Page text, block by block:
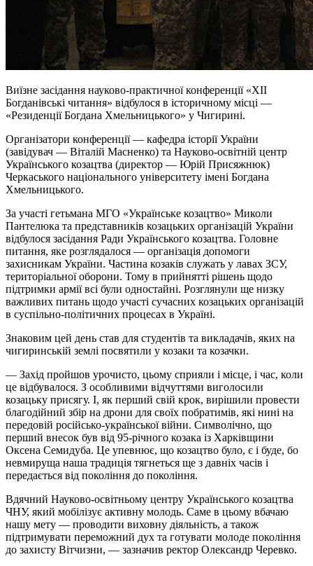
Виїзне засідання науково-практичної конференції «ХІІ
Богданівські читання» відбулося в історичному місці —
«Резиденції Богдана Хмельницького» у Чигирині.
Організатори конференції — кафедра історії України
(завідувач — Віталій Масненко) та Науково-освітній центр
Українського козацтва (директор — Юрій Присяжнюк)
Черкаського національного університету імені Богдана
Хмельницького.
За участі гетьмана МГО «Українське козацтво» Миколи
Пантелюка та представників козацьких організацій України
відбулося засідання Ради Українського козацтва. Головне
питання, яке розглядалося — організація допомоги
захисникам України. Частина козаків служать у лавах ЗСУ,
територіальної оборони. Тому в прийнятті рішень щодо
підтримки армії всі були одностайні. Розглянули ще низку
важливих питань щодо участі сучасних козацьких організацій
в суспільно-політичних процесах в Україні.
Знаковим цей день став для студентів та викладачів, яких на
чигиринській землі посвятили у козаки та козачки.
— Захід пройшов урочисто, цьому сприяли і місце, і час, коли
це відбувалося. З особливими відчуттями виголосили
козацьку присягу. І, як перший свій крок, вирішили провести
благодійний збір на дрони для своїх побратимів, які нині на
передовій російсько-української війни. Символічно, що
перший внесок був від 95-річного козака із Харківщини
Оксена Семидуба. Це упевнює, що козацтво було, є і буде, бо
невмируща наша традиція тягнеться ще з давніх часів і
передається від покоління до покоління.
Вдячний Науково-освітньому центру Українського козацтва
ЧНУ, який мобілізує активну молодь. Саме в цьому вбачаю
нашу мету — проводити виховну діяльність, а також
підтримувати переможний дух та готувати молоде покоління
до захисту Вітчизни, — зазначив ректор Олександр Черевко.